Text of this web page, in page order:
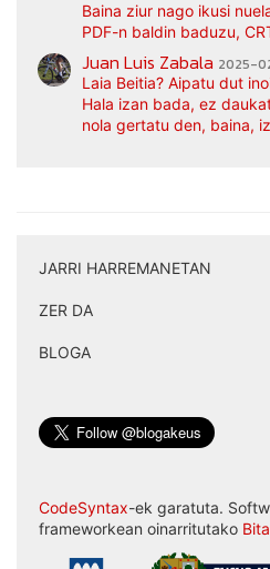
Baina ziur nago ikusi
PDF-n baldin baduzu,
Juan Luis Zabala 2025-
Laia Beitia? Aipatu dut
Hala izan bada, ez
nola gertatu den, baina,
JARRI HARREMANETAN
ZER DA
BLOGA
CodeSyntax-ek garatuta.
frameworkean oinarritutako